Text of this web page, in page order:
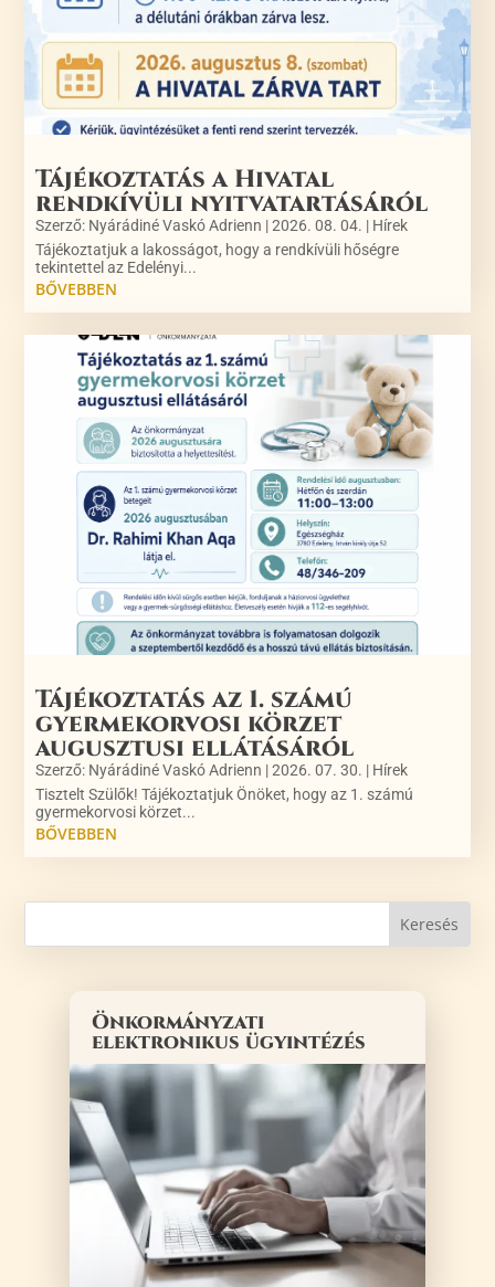
Tájékoztatás a Hivatal
rendkívüli nyitvatartásáról
Szerző: Nyárádiné Vaskó Adrienn |2026. 08. 04. | Hírek
Tájékoztatjuk a lakosságot, hogy a rendkívüli hőségre
tekintettel az Edelényi...
BŐVEBBEN
Tájékoztatás az 1. számú
gyermekorvosi körzet
augusztusi ellátásáról
Szerző: Nyárádiné Vaskó Adrienn |2026. 07. 30. | Hírek
Tisztelt Szülők! Tájékoztatjuk Önöket, hogy az 1. számú
gyermekorvosi körzet...
BŐVEBBEN
Önkormányzati
elektronikus ügyintézés